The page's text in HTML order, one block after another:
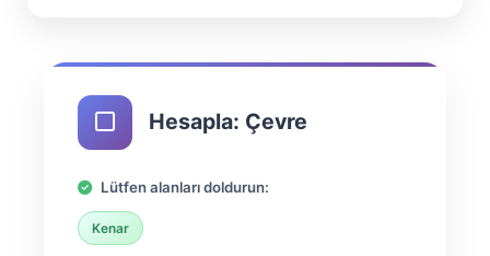
Hesapla: Çevre
Lütfen alanları doldurun:
Kenar